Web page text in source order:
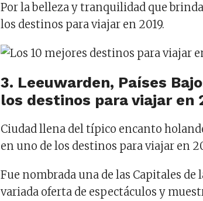
Por la belleza y tranquilidad que
los destinos para viajar en 2019.
3. Leeuwarden, Países
los destinos para viajar en
Ciudad llena del típico encanto
en uno de los destinos para viajar en
Fue nombrada una de las Capitales de
variada oferta de espectáculos y